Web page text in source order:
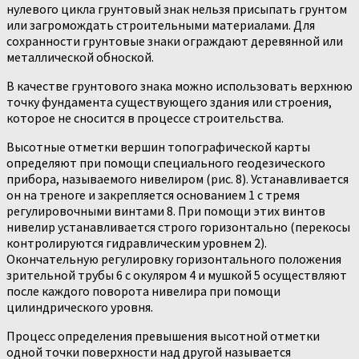
нулевого цикла грунтовый знак нельзя присыпать грунтом
или загромождать строительными материалами. Для
сохранности грунтовые знаки ограждают деревянной или
металлической обноской.
В качестве грунтового знака можно использовать верхнюю
точку фундамента существующего здания или строения,
которое не сносится в процессе строительства.
Высотные отметки вершин топографической карты
определяют при помощи специального геодезического
прибора, называемого нивелиром (рис. 8). Устанавливается
он на треноге и закрепляется основанием 1 с тремя
регулировочными винтами 8. При помощи этих винтов
нивелир устанавливается строго горизонтально (перекосы
контролируются гидравлическим уровнем 2).
Окончательную регулировку горизонтального положения
зрительной трубы 6 с окуляром 4 и мушкой 5 осуществляют
после каждого поворота нивелира при помощи
цилиндрического уровня.
Процесс определения превышения высотной отметки
одной точки поверхности над другой называется